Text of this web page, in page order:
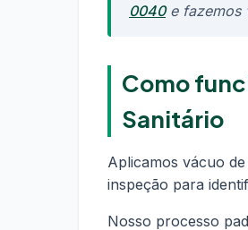
0040e fazemos
Como
Sanitário
Aplicamos vácuo
inspeção para
Nosso processo